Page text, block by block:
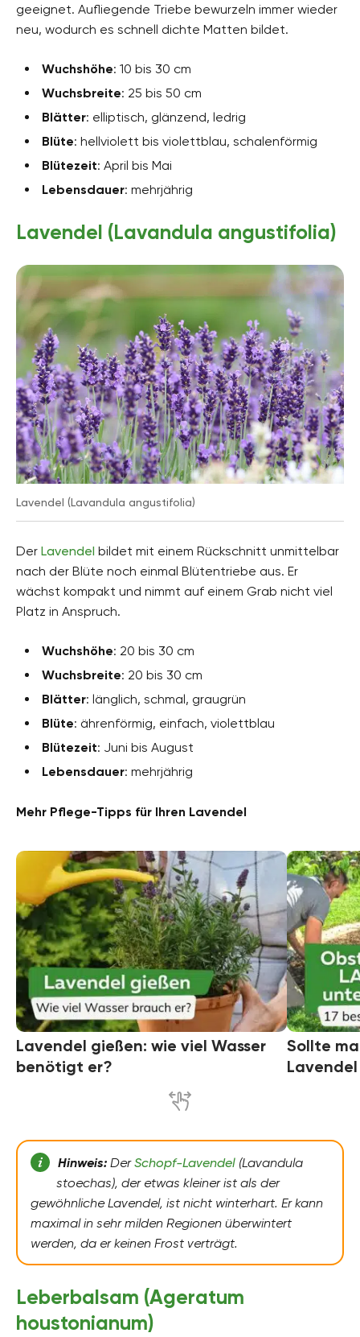
geeignet. Aufliegende Triebe bewurzeln immer wieder
neu, wodurch es schnell dichte Matten bildet.
Wuchshöhe: 10 bis 30 cm
Wuchsbreite: 25 bis 50 cm
Blätter: elliptisch, glänzend, ledrig
Blüte: hellviolett bis violettblau, schalenförmig
Blütezeit: April bis Mai
Lebensdauer: mehrjährig
Lavendel (Lavandula angustifolia)
Lavendel (Lavandula angustifolia)
Der Lavendel bildet mit einem Rückschnitt unmittelbar
nach der Blüte noch einmal Blütentriebe aus. Er
wächst kompakt und nimmt auf einem Grab nicht viel
Platz in Anspruch.
Wuchshöhe: 20 bis 30 cm
Wuchsbreite: 20 bis 30 cm
Blätter: länglich, schmal, graugrün
Blüte: ährenförmig, einfach, violettblau
Blütezeit: Juni bis August
Lebensdauer: mehrjährig
Mehr Pflege-Tipps für Ihren Lavendel
Lavendel gießen: wie viel Wasser
benötigt er?
Sollte
Hinweis:DerSchopf-Lavendel(Lavandula
stoechas), der etwas kleiner ist als der
gewöhnliche Lavendel, ist nicht winterhart. Er kann
maximal in sehr milden Regionen überwintert
werden, da er keinen Frost verträgt.
Leberbalsam (Ageratum
houstonianum)